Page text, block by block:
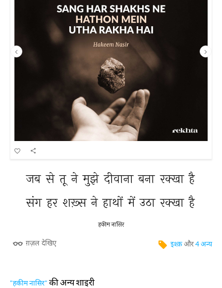
जब से तू ने मुझे दीवाना बना रक्खा है
संग हर शख़्स ने हाथों में उठा रक्खा है
हकीम नासिर
ग़ज़ल देखिए इश्क़और4 अन्य
"हकीम नासिर" की अन्य शाइरी